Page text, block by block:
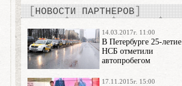
НОВОСТИ ПАРТНЕРОВ
14.03.2017г. 11:00
В Петербурге 25-летие
НСБ отметили
автопробегом
17.11.2015г. 15:00